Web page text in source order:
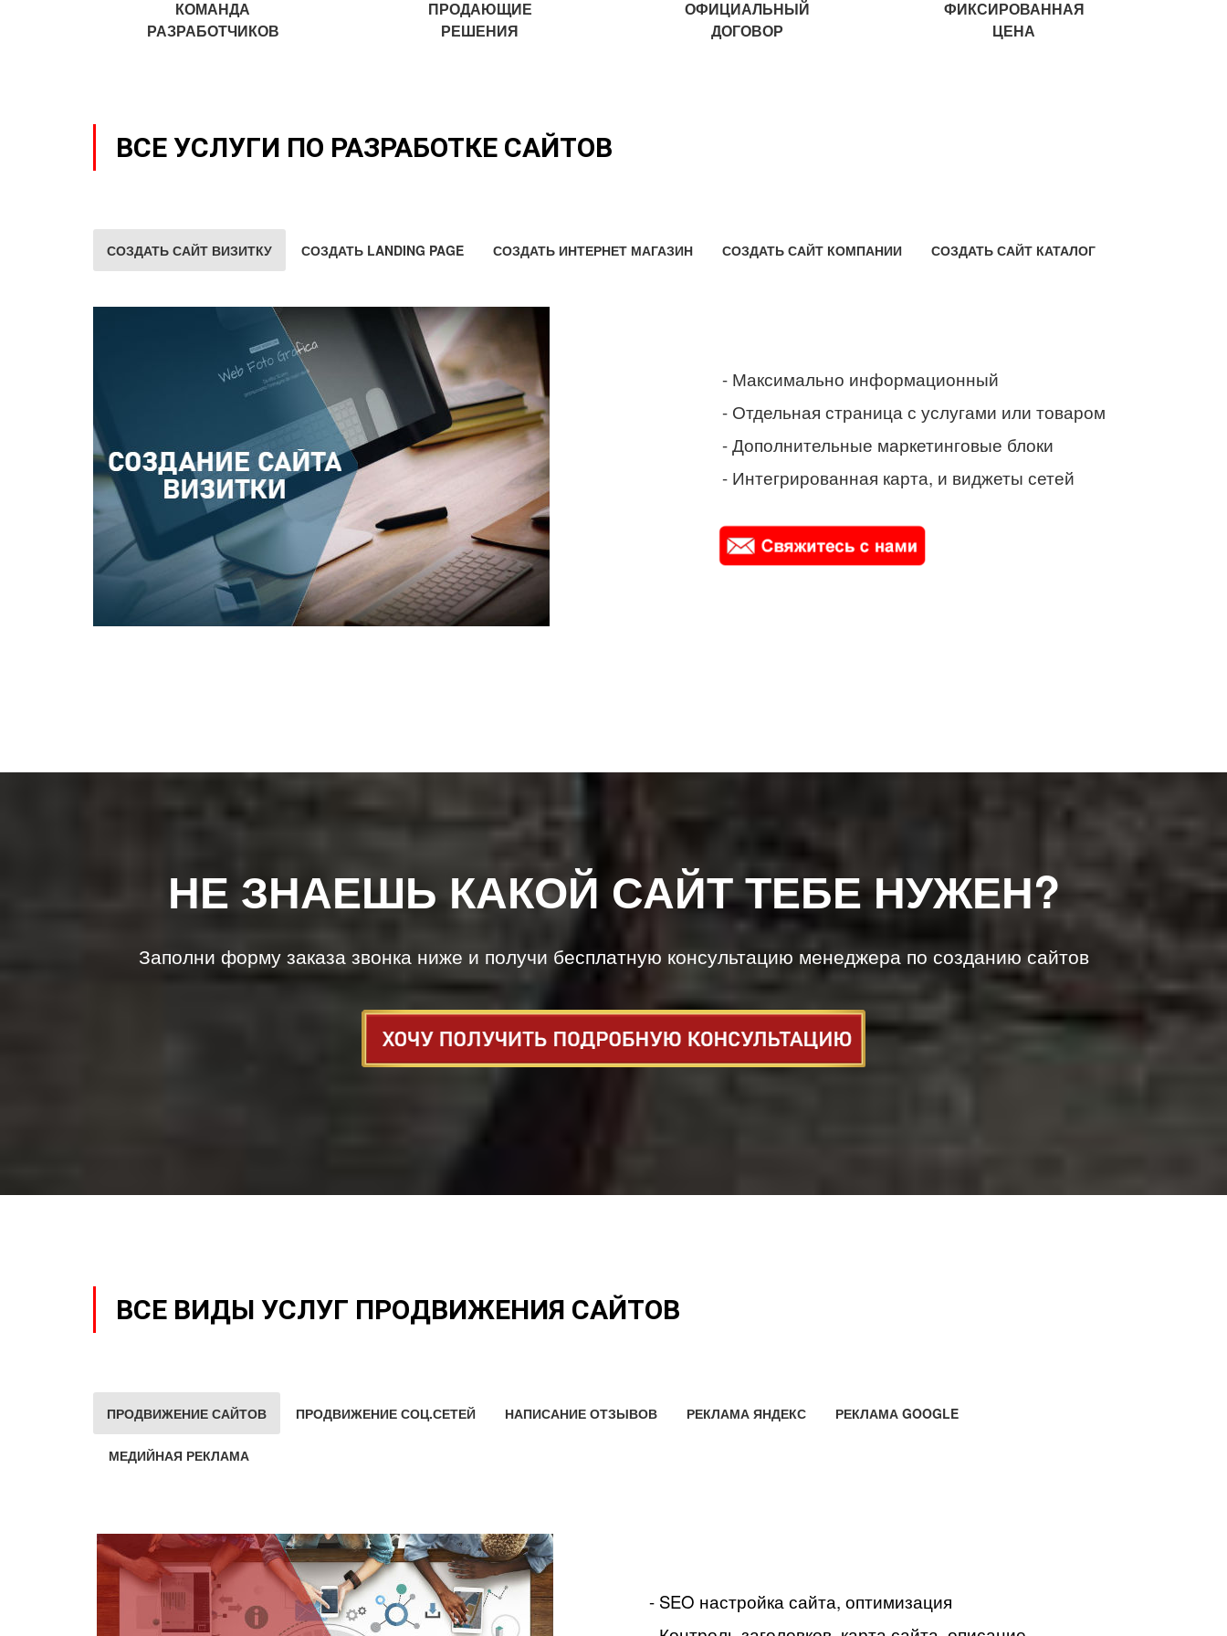
КОМАНДА
РАЗРАБОТЧИКОВ
ПРОДАЮЩИЕ
РЕШЕНИЯ
ОФИЦИАЛЬНЫЙ
ДОГОВОР
ФИКСИРОВАННАЯ
ЦЕНА
ВСЕ УСЛУГИ ПО РАЗРАБОТКЕ САЙТОВ
СОЗДАТЬ САЙТ ВИЗИТКУ СОЗДАТЬ LANDING PAGE СОЗДАТЬ ИНТЕРНЕТ МАГАЗИН СОЗДАТЬ САЙТ КОМПАНИИ СОЗДАТЬ САЙТ КАТАЛОГ
- Максимально информационный
- Отдельная страница с услугами или товаром
- Дополнительные маркетинговые блоки
- Интегрированная карта, и виджеты сетей
НЕ ЗНАЕШЬ КАКОЙ САЙТ ТЕБЕ НУЖЕН?
Заполни форму заказа звонка ниже и получи бесплатную консультацию менеджера по созданию сайтов
ВСЕ ВИДЫ УСЛУГ ПРОДВИЖЕНИЯ САЙТОВ
ПРОДВИЖЕНИЕ САЙТОВ ПРОДВИЖЕНИЕ СОЦ.СЕТЕЙ НАПИСАНИЕ ОТЗЫВОВ РЕКЛАМА ЯНДЕКС РЕКЛАМА GOOGLE
МЕДИЙНАЯ РЕКЛАМА
- SEO настройка сайта, оптимизация